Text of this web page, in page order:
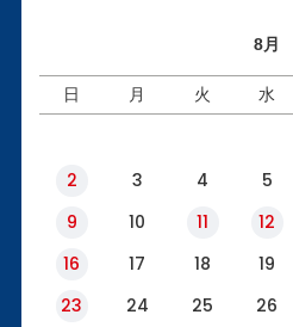
8月
日 月 火 水
2
3 4 5
9
10 11 12
16
17 18 19
23
24 25 26